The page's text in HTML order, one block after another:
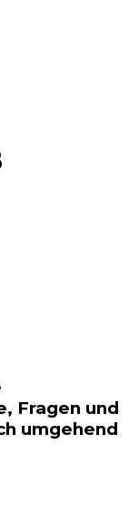
Fragen und
umgehend